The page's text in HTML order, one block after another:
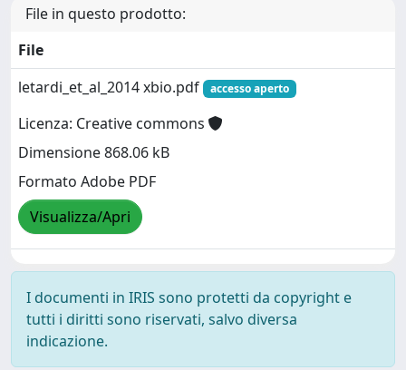
File in questo prodotto:
File
letardi_et_al_2014 xbio.pdf
accesso aperto
Licenza: Creative commons
Dimensione 868.06 kB
Formato Adobe PDF
Visualizza/Apri
I documenti in IRIS sono protetti da copyright e
tutti i diritti sono riservati, salvo diversa
indicazione.